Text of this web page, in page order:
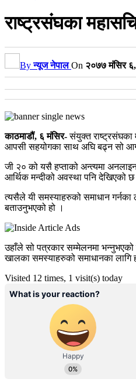
राष्ट्रसंघका
Byन्यूज नेपाल On २०७७ मंसिर
काठमाडौं, ६ मंसिर-संयुक्त राष्ट्रसंघका
आपसी सहयोगका साथ अघि बढ्न सो
जी २० को यसै हप्ताको अन्त्यमा
आर्थिक मन्दीको अवस्था पनि देखिएको
त्यसैले यी समस्याहरुको समाधान गर्नका
बताउनुभएको हो ।
उहाँले सो पत्रकार सम्मेलनमा भन्नुभएको
खालका समस्याहरुको समाधानका लागि
Visited 12 times, 1 visit(s) today